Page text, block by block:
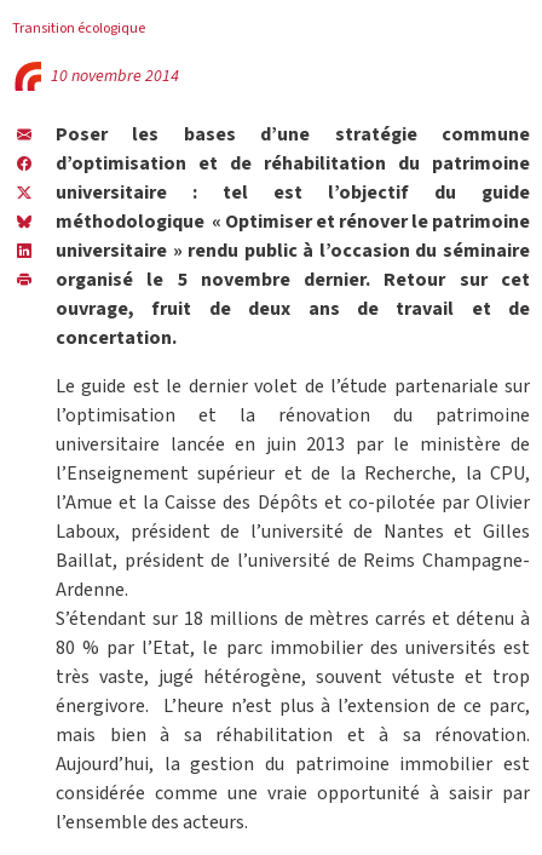
Transition écologique
10 novembre 2014
Poser les bases d’une stratégie commune
d’optimisation et de réhabilitation du patrimoine
universitaire : tel est l’objectif du guide
méthodologique « Optimiser et rénover le patrimoine
universitaire » rendu public à l’occasion du séminaire
organisé le 5 novembre dernier. Retour sur cet
ouvrage, fruit de deux ans de travail et de
concertation.
Le guide est le dernier volet de l’étude partenariale sur
l’optimisation et la rénovation du patrimoine
universitaire lancée en juin 2013 par le ministère de
l’Enseignement supérieur et de la Recherche, la CPU,
l’Amue et la Caisse des Dépôts et co-pilotée par Olivier
Laboux, président de l’université de Nantes et Gilles
Baillat, président de l’université de Reims Champagne-
Ardenne.
S’étendant sur 18 millions de mètres carrés et détenu à
80 % par l’Etat, le parc immobilier des universités est
très vaste, jugé hétérogène, souvent vétuste et trop
énergivore. L’heure n’est plus à l’extension de ce parc,
mais bien à sa réhabilitation et à sa rénovation.
Aujourd’hui, la gestion du patrimoine immobilier est
considérée comme une vraie opportunité à saisir par
l’ensemble des acteurs.